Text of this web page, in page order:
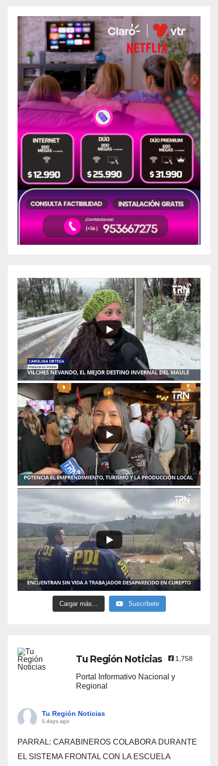
Cargar más... Suscríbete
Tu Región Noticias 1,758
Portal Informativo Nacional y
Regional
Tu Región Noticias
5 days ago
PARRAL: CARABINEROS COLABORA DURANTE
EL SISTEMA FRONTAL CON LA ESCUELA